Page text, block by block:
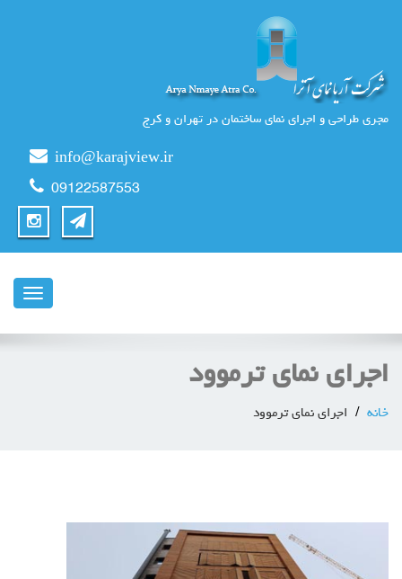
مجری طراحی و اجرای نمای ساختمان در تهران و کرج
info@karajview.ir
09122587553
ناوبری
اجرای نمای ترموود
خانه اجرای نمای ترموود